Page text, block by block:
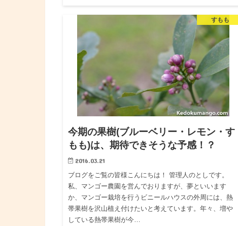
すもも
今期の果樹(ブルーベリー・レモン・す
もも)は、期待できそうな予感！？
2016.03.21
ブログをご覧の皆様こんにちは！ 管理人のとしです。
私、マンゴー農園を営んでおりますが、夢といいます
か、マンゴー栽培を行うビニールハウスの外周には、熱
帯果樹を沢山植え付けたいと考えています。年々、増や
している熱帯果樹が今…